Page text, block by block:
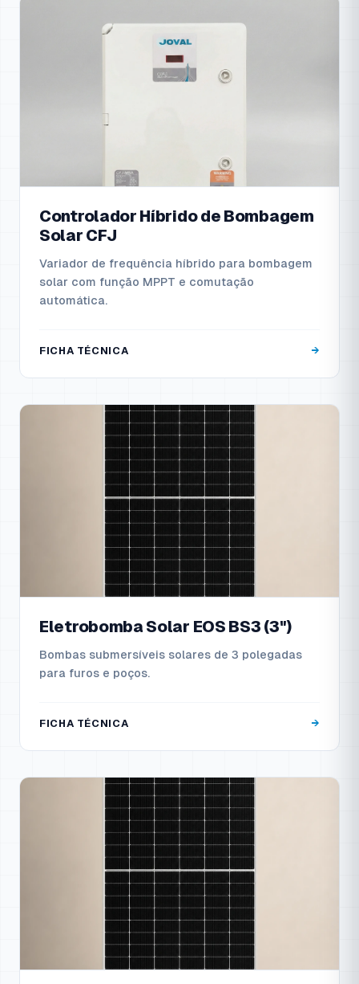
Controlador Híbrido de Bombagem
Solar CFJ
Variador de frequência híbrido para bombagem
solar com função MPPT e comutação
automática.
FICHA TÉCNICA
Eletrobomba Solar EOS BS3 (3")
Bombas submersíveis solares de 3 polegadas
para furos e poços.
FICHA TÉCNICA